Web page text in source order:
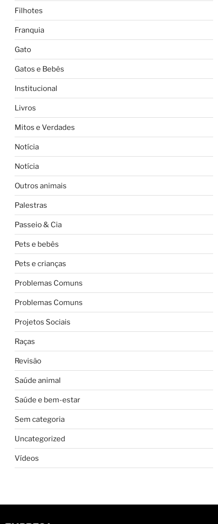
Filhotes
Franquia
Gato
Gatos e Bebês
Institucional
Livros
Mitos e Verdades
Notícia
Notícia
Outros animais
Palestras
Passeio & Cia
Pets e bebês
Pets e crianças
Problemas Comuns
Problemas Comuns
Projetos Sociais
Raças
Revisão
Saúde animal
Saúde e bem-estar
Sem categoria
Uncategorized
Vídeos